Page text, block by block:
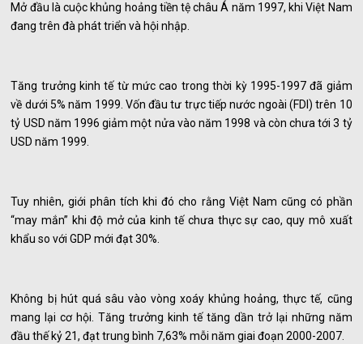
Mở đầu là cuộc khủng hoảng tiền tệ châu Á năm 1997, khi Việt Nam
đang trên đà phát triển và hội nhập.
Tăng trưởng kinh tế từ mức cao trong thời kỳ 1995-1997 đã giảm
về dưới 5% năm 1999. Vốn đầu tư trực tiếp nước ngoài (FDI) trên 10
tỷ USD năm 1996 giảm một nửa vào năm 1998 và còn chưa tới 3 tỷ
USD năm 1999.
Tuy nhiên, giới phân tích khi đó cho rằng Việt Nam cũng có phần
“may mắn” khi độ mở của kinh tế chưa thực sự cao, quy mô xuất
khẩu so với GDP mới đạt 30%.
Không bị hút quá sâu vào vòng xoáy khủng hoảng, thực tế, cũng
mang lại cơ hội. Tăng trưởng kinh tế tăng dần trở lại những năm
đầu thế kỷ 21, đạt trung bình 7,63% mỗi năm giai đoạn 2000-2007.